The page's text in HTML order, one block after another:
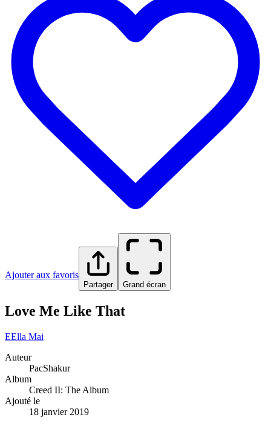
Ajouter aux favoris
Partager Grand écran
Love Me Like That
EElla Mai
Auteur
PacShakur
Album
Creed II: The Album
Ajouté le
18 janvier 2019